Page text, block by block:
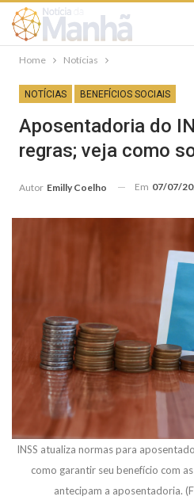
Home Notícias
NOTÍCIAS BENEFÍCIOS SOCIAIS
Aposentadoria do
regras; veja como
Autor Emilly Coelho Em 07/07/
INSS atualiza normas para
como garantir seu benefício com
antecipam a aposentadoria.